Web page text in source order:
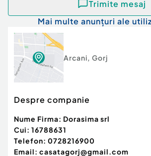
Trimite mesaj
Mai multe anunțuri ale
Arcani, Gorj
Despre companie
Nume Firma: Dorasima srl
Cui: 16788631
Telefon: 0728216900
Email: casatagorj@gmail.com